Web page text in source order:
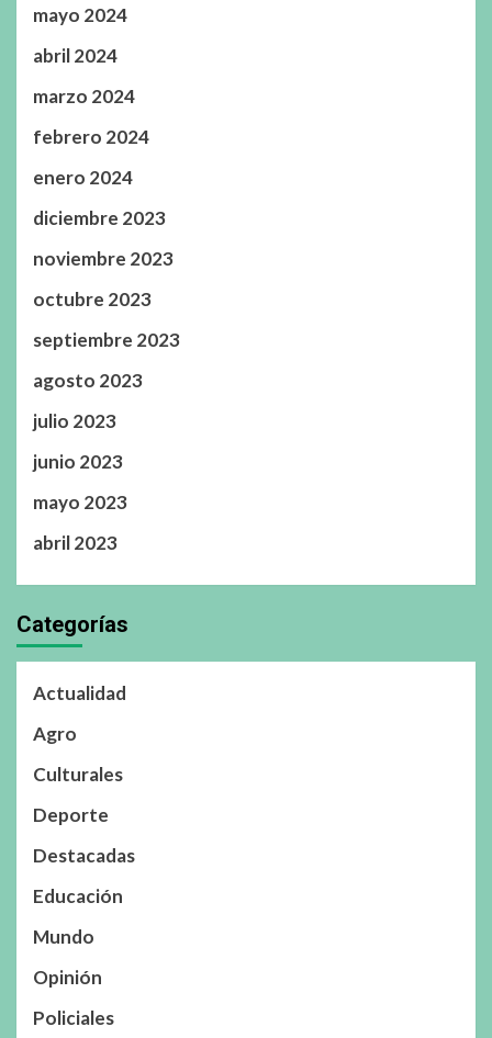
mayo 2024
abril 2024
marzo 2024
febrero 2024
enero 2024
diciembre 2023
noviembre 2023
octubre 2023
septiembre 2023
agosto 2023
julio 2023
junio 2023
mayo 2023
abril 2023
Categorías
Actualidad
Agro
Culturales
Deporte
Destacadas
Educación
Mundo
Opinión
Policiales